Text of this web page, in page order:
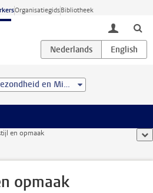
OrganisatiegidsBibliotheek
toggle
Veiligheid Gezondheid en Milieu
en opmaak
opmaak